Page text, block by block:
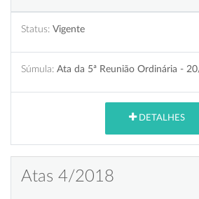
Status: Vigente
Súmula: Ata da 5ª Reunião Ordinária -
DETALHES
Atas 4/2018